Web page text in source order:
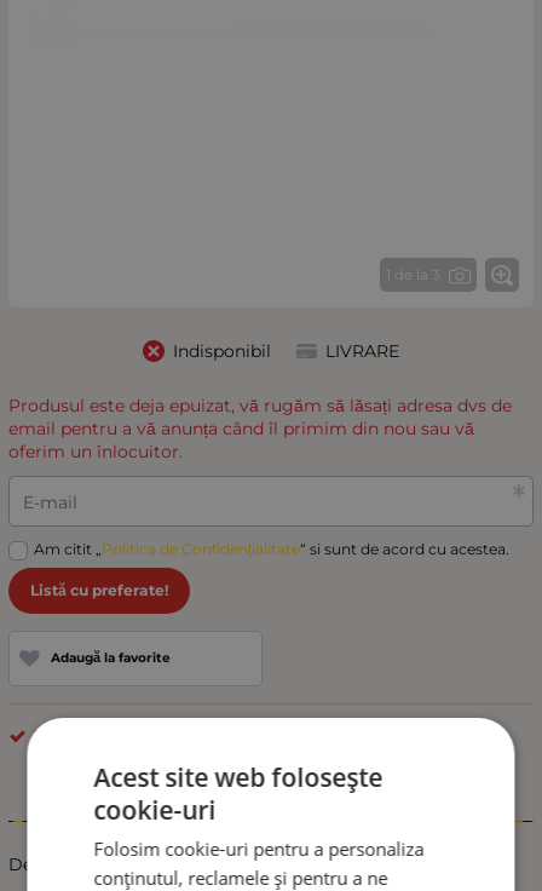
1 de la 3
Indisponibil LIVRARE
Produsul este deja epuizat, vă rugăm să lăsați adresa dvs de
email pentru a vă anunța când îl primim din nou sau vă
oferim un înlocuitor.
E-mail
Am citit „Politica de Confidențialitate“ si sunt de acord cu acestea.
Listă cu preferate!
Adaugă la favorite
Becuri cu LED
Informații
Descriere
Acest site web folosește
cookie-uri
Folosim cookie-uri pentru a personaliza
conținutul, reclamele și pentru a ne